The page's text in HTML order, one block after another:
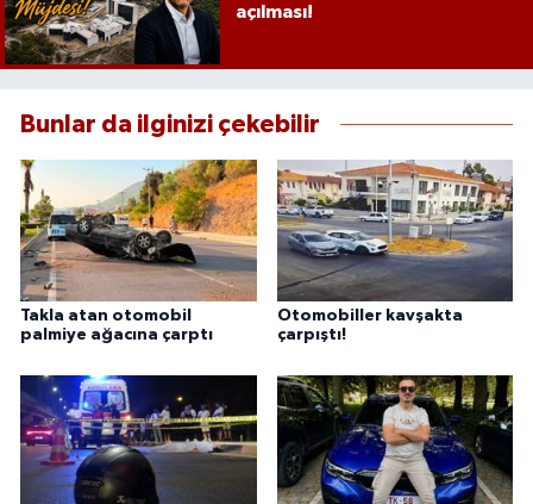
açılması!
Bunlar da ilginizi çekebilir
Takla atan otomobil
palmiye ağacına çarptı
Otomobiller kavşakta
çarpıştı!